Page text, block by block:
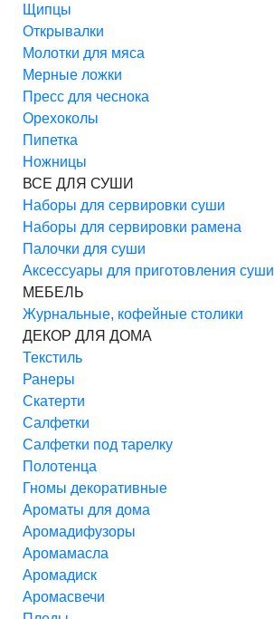
Щипцы
Открывалки
Молотки для мяса
Мерные ложки
Пресс для чеснока
Орехоколы
Пипетка
Ножницы
ВСЕ ДЛЯ СУШИ
Наборы для сервировки суши
Наборы для сервировки рамена
Палочки для суши
Аксессуары для приготовления суши
МЕБЕЛЬ
Журнальные, кофейные столики
ДЕКОР ДЛЯ ДОМА
Текстиль
Ранеры
Скатерти
Салфетки
Салфетки под тарелку
Полотенца
Гномы декоративные
Ароматы для дома
Аромадифузоры
Аромамасла
Аромадиск
Аромасвечи